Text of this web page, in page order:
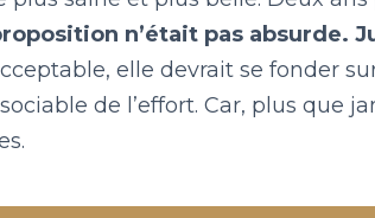
n’était pas absurde.
elle devrait se fonder
de l’effort. Car, plus que